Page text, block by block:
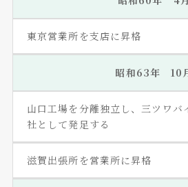
東京営業所を支店に昇格
昭和63年 10
山口工場を分離独立し、三ツワバ
社として発足する
滋賀出張所を営業所に昇格